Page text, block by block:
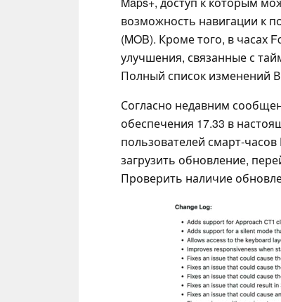
возможность навигации к
(MOB). Кроме того, в часах
улучшения, связанные с
Полный список изменений
Согласно недавним
обеспечения 17.33 в
пользователей смарт-
загрузить обновление,
Проверить наличие